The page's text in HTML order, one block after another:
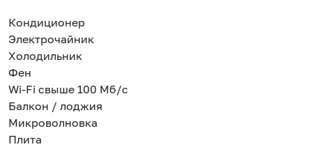
Кондиционер
Электрочайник
Холодильник
Фен
Wi-Fi свыше 100 Мб/с
Балкон / лоджия
Микроволновка
Плита